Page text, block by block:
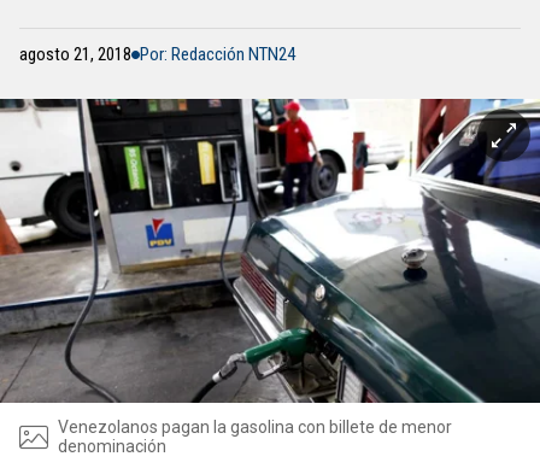
agosto 21, 2018 Por: Redacción NTN24
Venezolanos pagan la gasolina con billete de menor
denominación